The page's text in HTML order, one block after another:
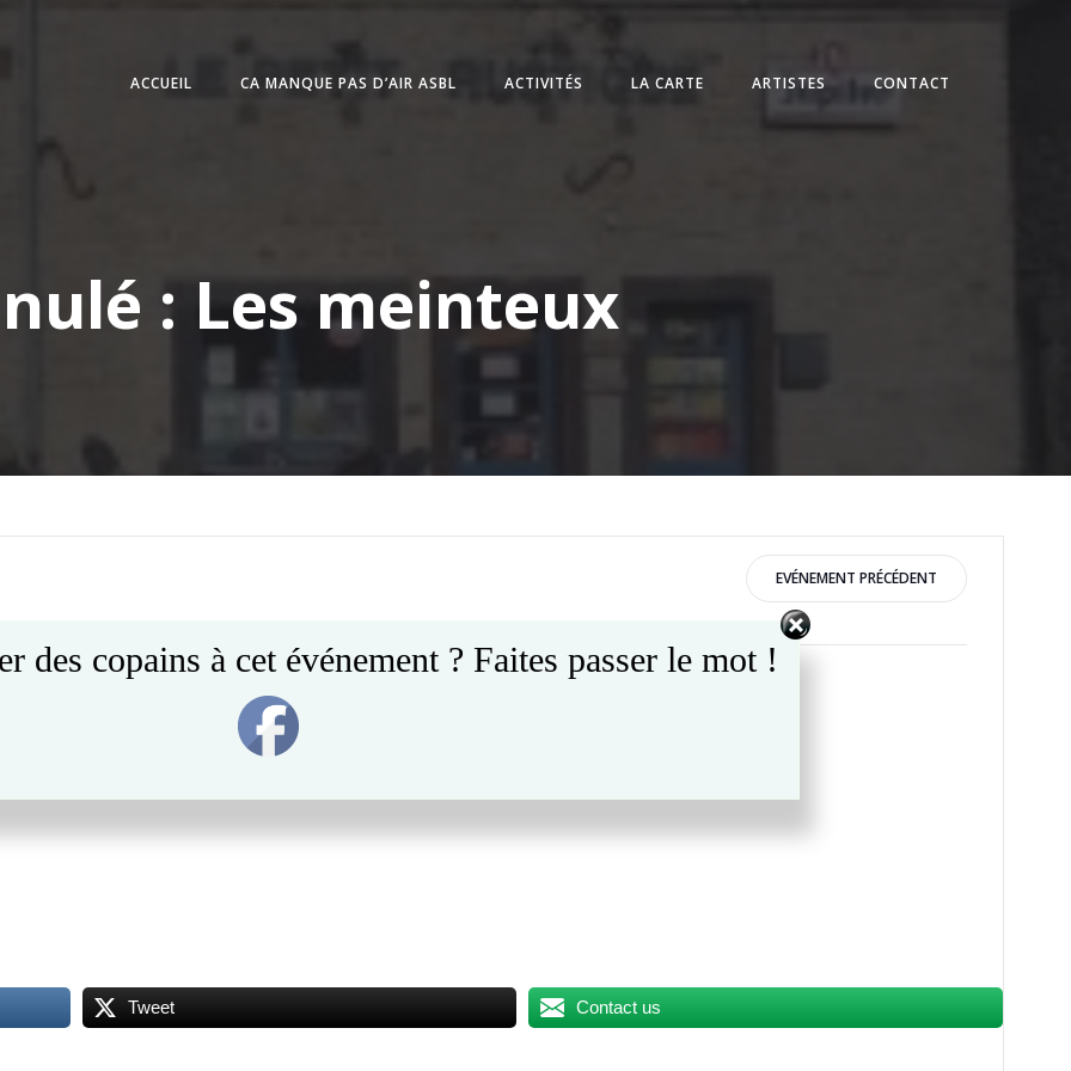
ACCUEIL CA MANQUE PAS D’AIR ASBL ACTIVITÉS LA CARTE ARTISTES CONTACT
: Les meinteux
navigation
EVÉNEMENT PRÉCÉDENT
reprises de “vieux brols” et interprètent des chansons humoristiques.
Tweet Contact us
des copains à cet événement ? Faites passer le mot !